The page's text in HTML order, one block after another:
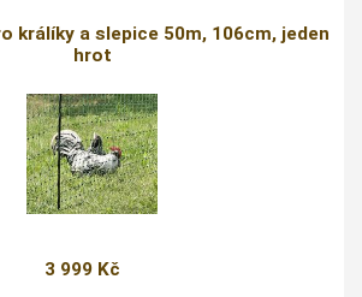
králíky a slepice 50m, 106cm, jeden
hrot
3 999 Kč